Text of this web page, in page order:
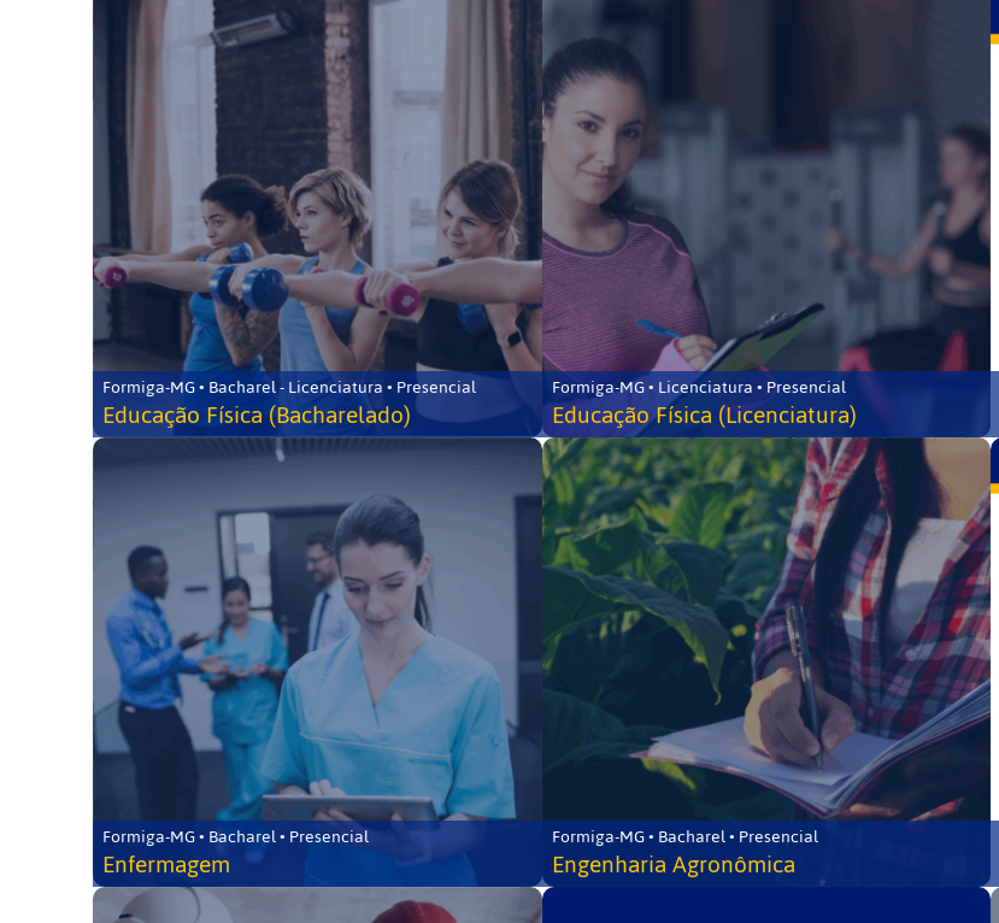
Formiga-MG • Bacharel - Licenciatura • Presencial
Educação Física (Bacharelado)
Formiga-MG • Licenciatura • Presencial
Educação Física (Licenciatura)
Formiga-MG • Bacharel • Presencial
Enfermagem
Formiga-MG • Bacharel • Presencial
Engenharia Agronômica